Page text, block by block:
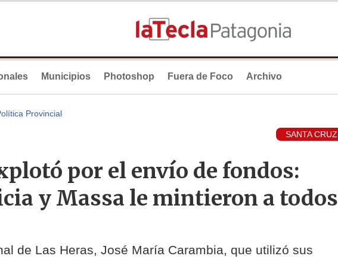
Municipios Photoshop Fuera de Foco Archivo
Provincial
SANTA CRUZ
por el envío de fondos:
y Massa le mintieron a todos
de Las Heras, José María Carambia, que utilizó sus